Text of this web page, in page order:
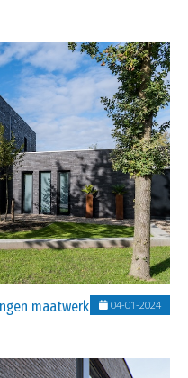
maatwerk leveren!
04-01-2024